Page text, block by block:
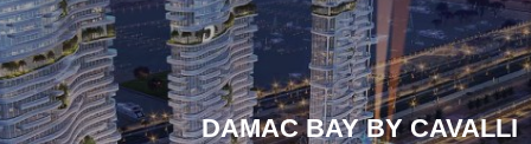
DAMAC BAY BY CAVALLI